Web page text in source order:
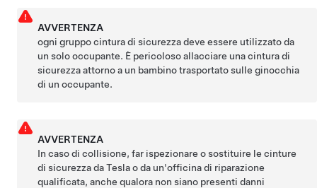
AVVERTENZA
ogni gruppo cintura di sicurezza deve essere utilizzato da
un solo occupante. È pericoloso allacciare una cintura di
sicurezza attorno a un bambino trasportato sulle ginocchia
di un occupante.
AVVERTENZA
In caso di collisione, far ispezionare o sostituire le cinture
di sicurezza da Tesla o da un'officina di riparazione
qualificata, anche qualora non siano presenti danni